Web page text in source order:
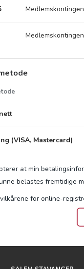
(VISA, Mastercard)
at min
belastes fremtidige
for online-